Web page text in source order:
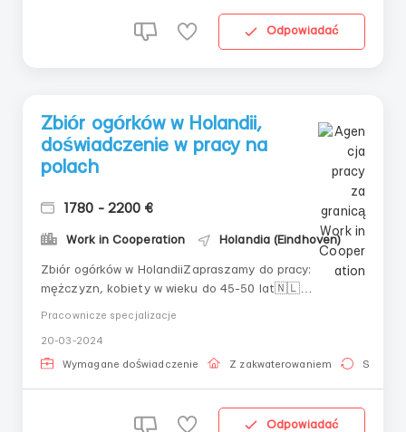
Odpowiadać
Zbiór ogórków w Holandii,
doświadczenie w pracy na
polach
1780 - 2200 €
Work in Cooperation Holandia (Eindhoven)
Zbiór ogórków w HolandiiZapraszamy do pracy:
mężczyzn, kobiety w wieku do 45-50 lat🇳🇱
Dla tych, którzy używają własnego samochodu do
dojazdów do pracy, dodatkowa opłata 0,23 euro/km.
Pracownicze specjalizacje
20-03-2024
Wymagane doświadczenie Z zakwaterowaniem Stała
Odpowiadać